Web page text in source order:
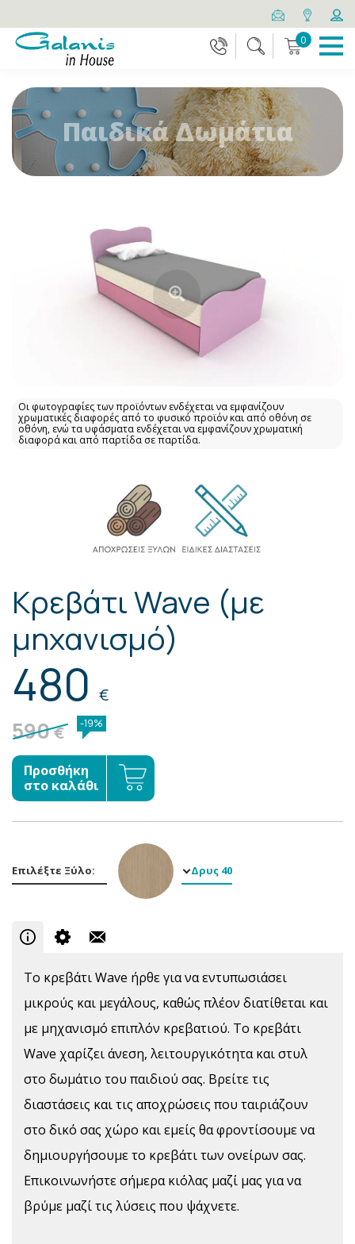
0
Παιδικά Δωμάτια
Οι φωτογραφίες των προϊόντων ενδέχεται να εμφανίζουν
χρωματικές διαφορές από το φυσικό προϊόν και από οθόνη σε
οθόνη, ενώ τα υφάσματα ενδέχεται να εμφανίζουν χρωματική
διαφορά και από παρτίδα σε παρτίδα.
Κρεβάτι Wave (με
μηχανισμό)
480 €
590€ -19%
Προσθήκη
στο καλάθι
Επιλέξτε Ξύλο: Δρυς 40
Το κρεβάτι Wave ήρθε για να εντυπωσιάσει
μικρούς και μεγάλους, καθώς πλέον διατίθεται και
με μηχανισμό επιπλόν κρεβατιού. To κρεβάτι
Wave χαρίζει άνεση, λειτουργικότητα και στυλ
στο δωμάτιο του παιδιού σας. Βρείτε τις
διαστάσεις και τις αποχρώσεις που ταιριάζουν
στο δικό σας χώρο και εμείς θα φροντίσουμε να
δημιουργήσουμε το κρεβάτι των ονείρων σας.
Επικοινωνήστε σήμερα κιόλας μαζί μας για να
βρύμε μαζί τις λύσεις που ψάχνετε.